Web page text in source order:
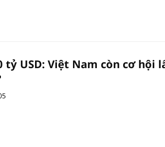
tỷ USD: Việt Nam còn cơ hội